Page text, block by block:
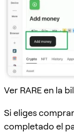
Ver RARE en la
Si eliges comprar
completado el